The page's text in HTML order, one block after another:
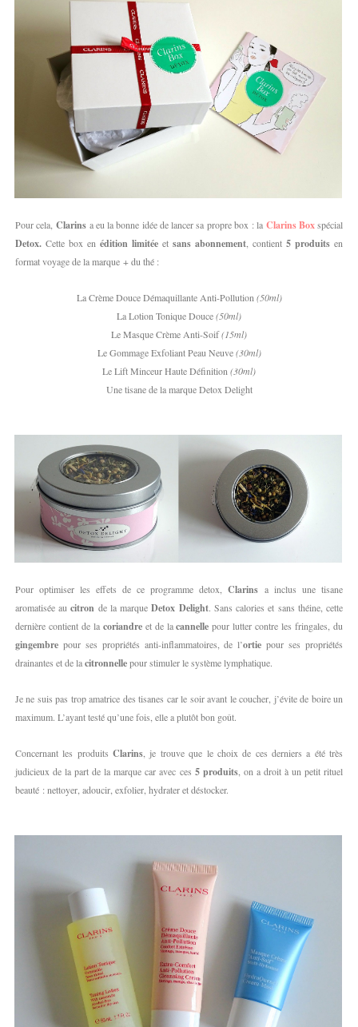
Pour cela,Clarins a eu la bonne idée de lancer sa propre box :la Clarins Boxspécial
Detox. Cette box en édition limitée et sans abonnement , contient 5 produits en
format voyage de la marque + du thé :
La CrèmeDouceDémaquillante Anti-Pollution (50ml)
La Lotion ToniqueDouce(50ml)
Le Masque Crème Anti-Soif(15ml)
Le Gommage Exfoliant Peau Neuve(30ml)
Le Lift Minceur Haute Définition (30ml)
Une tisane de la marque Detox Delight
Pour optimiser les effets de ce programme detox,Clarins a inclus une tisane
aromatisée aucitron de la marqueDetox Delight. Sans calories et sans théine, cette
dernière contient de la coriandreet de lacannelle pour lutter contre les fringales, du
gingembre pour ses propriétés anti-inflammatoires, de l’ortie pour ses propriétés
drainantes et de lacitronnellepour stimuler le système lymphatique.
Je ne suis pas trop amatrice des tisanes car le soir avant le coucher, j’évite de boire un
maximum. L’ayant testé qu’une fois, elle a plutôt bon goût.
Concernant les produitsClarins, je trouve que le choix de ces derniers a été très
judicieux de la part de la marque car avec ces 5 produits, on a droit à un petit rituel
beauté : nettoyer, adoucir, exfolier, hydrater et déstocker.